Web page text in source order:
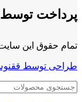
پرداخت توسط
تمام حقوق این
طراحی توسط